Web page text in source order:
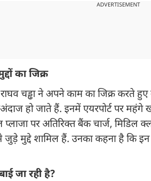
ADVERTISEMENT
का जिक्र
चड्ढा ने अपने काम का जिक्र करते
हो जाते हैं. इनमें एयरपोर्ट पर महंगे
प्लाजा पर अतिरिक्त बैंक चार्ज, मिडिल
जुड़े मुद्दे शामिल हैं. उनका कहना है कि
जा रही है?